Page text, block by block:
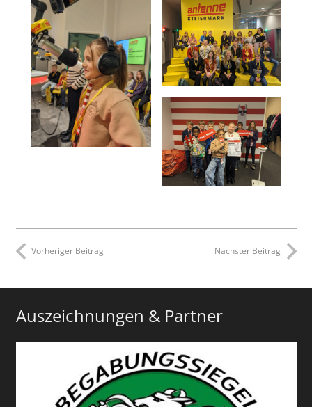
Vorheriger Beitrag Nächster Beitrag
Auszeichnungen & Partner